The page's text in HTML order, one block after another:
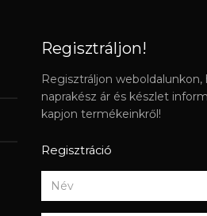
Regisztráljon!
Regisztráljon weboldalunkon,
naprakész ár és készlet
kapjon termékeinkről!
Regisztráció